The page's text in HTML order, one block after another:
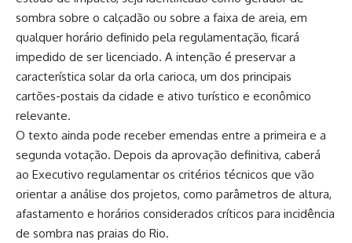
sombra sobre o calçadão ou sobre a faixa de areia, em
qualquer horário definido pela regulamentação, ficará
impedido de ser licenciado. A intenção é preservar a
característica solar da orla carioca, um dos principais
cartões-postais da cidade e ativo turístico e econômico
relevante.
O texto ainda pode receber emendas entre a primeira e a
segunda votação. Depois da aprovação definitiva, caberá
ao Executivo regulamentar os critérios técnicos que vão
orientar a análise dos projetos, como parâmetros de altura,
afastamento e horários considerados críticos para incidência
de sombra nas praias do Rio.